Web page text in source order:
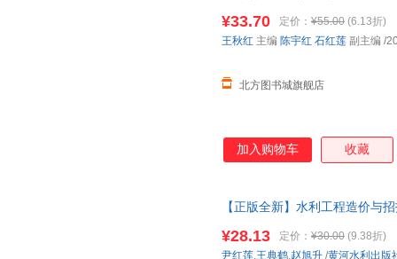
¥33.70 定价： ¥55.00 (6.13折)
北方图书城旗舰店
王秋红 主编 陈宇红 石红莲 副主编 /
加入购物车 收藏
【正版全新】水利工程造价与
¥28.13 定价： ¥30.00 (9.38折)
尹红莲,王典鹤,赵旭升 /黄河水利出版